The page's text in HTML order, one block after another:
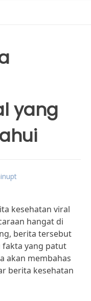
yang
kesehatan viral
hangat di
berita tersebut
fakta yang patut
akan membahas
berita kesehatan